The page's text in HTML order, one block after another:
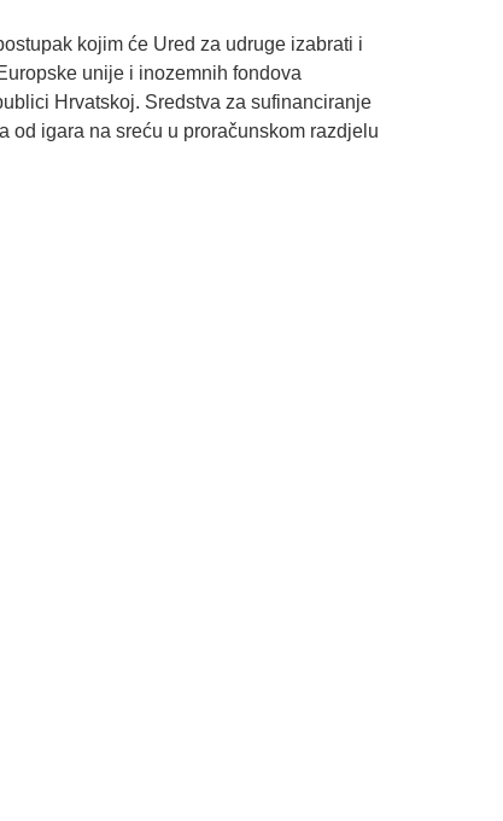
kojim će Ured za udruge izabrati i
unije i inozemnih fondova
Hrvatskoj. Sredstva za sufinanciranje
od igara na sreću u proračunskom razdjelu